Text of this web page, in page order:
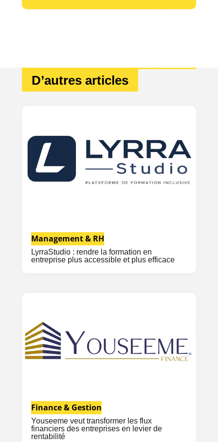
D’autres articles
LyrraStudio : rendre la formation en
entreprise plus accessible et plus efficace
Management & RH
Youseeme veut transformer les flux
financiers des entreprises en levier de
rentabilité
Finance & Gestion